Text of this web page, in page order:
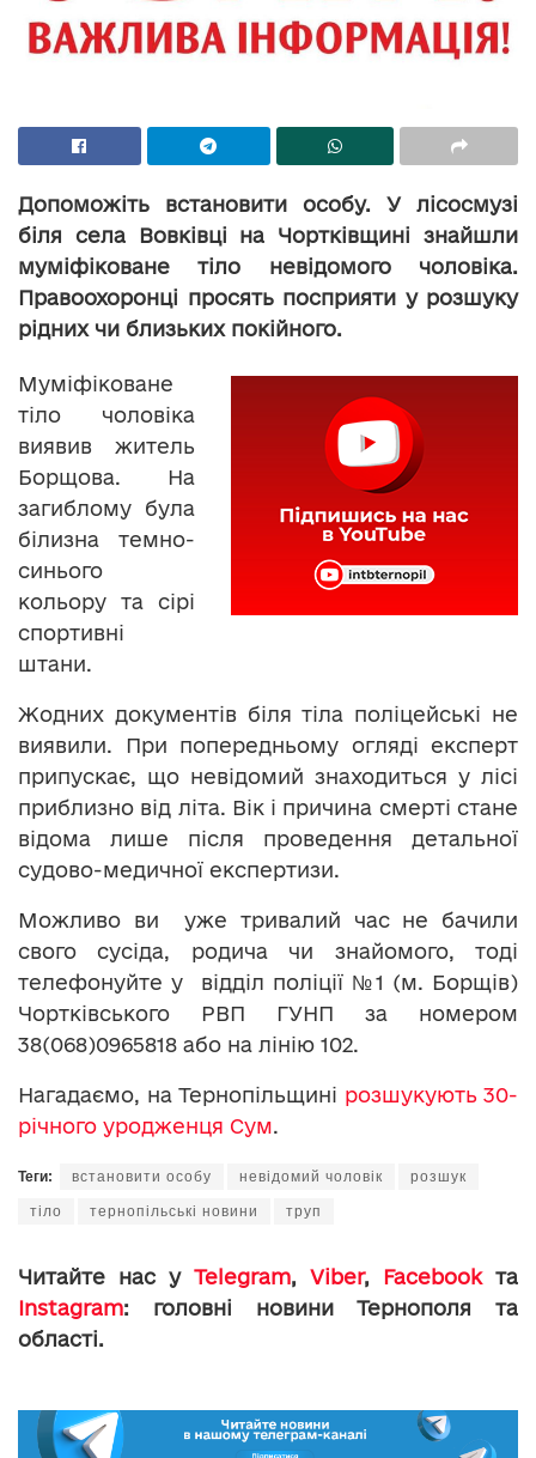
Допоможіть встановити особу. У лісосмузі
біля села Вовківці на Чортківщині знайшли
муміфіковане тіло невідомого чоловіка.
Правоохоронці просять посприяти у розшуку
рідних чи близьких покійного.
Муміфіковане
тіло чоловіка
виявив житель
Борщова. На
загиблому була
білизна темно-
синього
кольору та сірі
спортивні
штани.
Жодних документів біля тіла поліцейські не
виявили. При попередньому огляді експерт
припускає, що невідомий знаходиться у лісі
приблизно від літа. Вік і причина смерті стане
відома лише після проведення детальної
судово-медичної експертизи.
Можливо ви уже тривалий час не бачили
свого сусіда, родича чи знайомого, тоді
телефонуйте у відділ поліції №1 (м. Борщів)
Чортківського РВП ГУНП за номером
38(068)0965818 або на лінію 102.
Нагадаємо, на Тернопільщині розшукують 30-
річного уродженця Сум.
Теги: встановити особу невідомий чоловік розшук
тіло тернопільські новини труп
Читайте нас у Telegram, Viber, Facebookта
Instagram: головні новини Тернополя та
області.